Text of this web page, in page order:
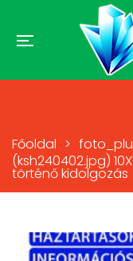
Főoldal >
(ksh240402.jpg)
történő kidolgozás